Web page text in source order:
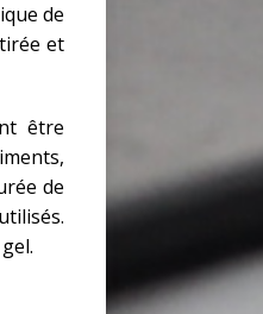
de
et
être
de